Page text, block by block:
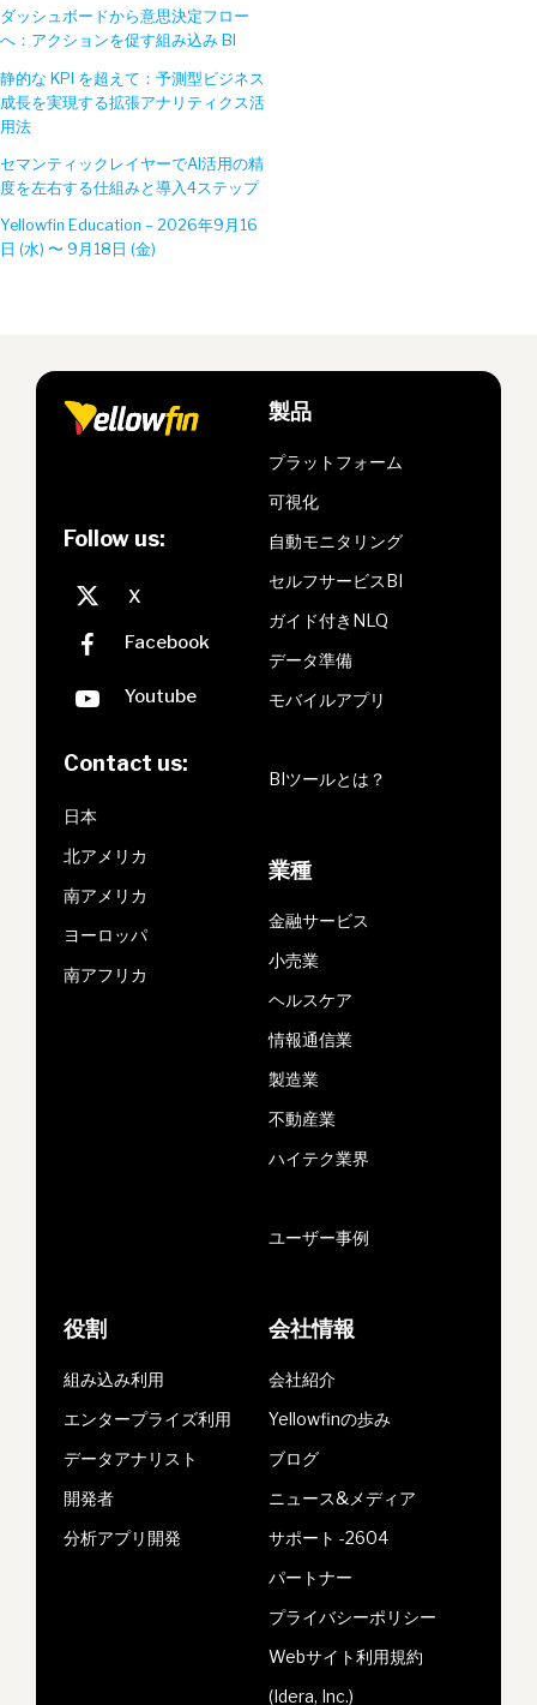
ダッシュボードから意思決定フロー
へ：アクションを促す組み込み BI
静的な KPI を超えて：予測型ビジネス
成長を実現する拡張アナリティクス活
用法
セマンティックレイヤーでAI活用の精
度を左右する仕組みと導入4ステップ
Yellowfin Education – 2026年9月16
日 (水) 〜 9月18日 (金)
Follow us:
Contact us:
日本
北アメリカ
南アメリカ
ヨーロッパ
南アフリカ
製品
プラットフォーム
可視化
自動モニタリング
セルフサービスBI
ガイド付きNLQ
データ準備
モバイルアプリ
BIツールとは？
業種
金融サービス
小売業
ヘルスケア
情報通信業
製造業
不動産業
ハイテク業界
ユーザー事例
役割
組み込み利用
エンタープライズ利用
データアナリスト
開発者
分析アプリ開発
会社情報
会社紹介
Yellowfinの歩み
ブログ
ニュース&メディア
サポート -2604
パートナー
プライバシーポリシー
Webサイト利用規約
(Idera, Inc.)